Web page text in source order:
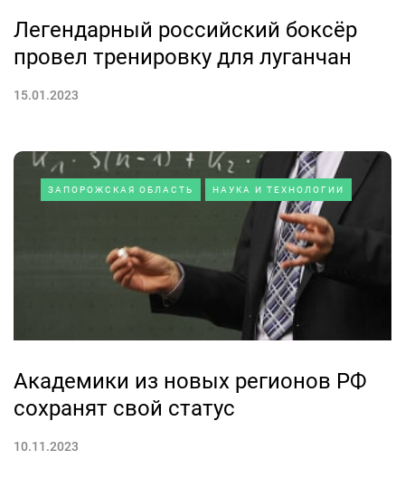
Легендарный российский боксёр
провел тренировку для луганчан
15.01.2023
ЗАПОРОЖСКАЯ ОБЛАСТЬ НАУКА И ТЕХНОЛОГИИ
Академики из новых регионов РФ
сохранят свой статус
10.11.2023